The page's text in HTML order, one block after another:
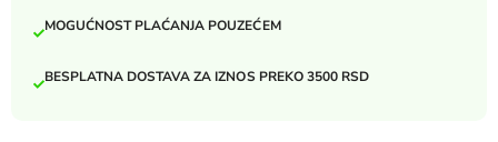
MOGUĆNOST PLAĆANJA POUZEĆEM
BESPLATNA DOSTAVA ZA IZNOS PREKO 3500 RSD